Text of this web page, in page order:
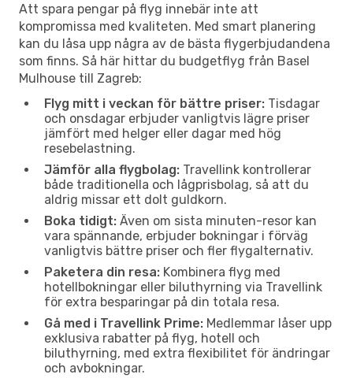
Att spara pengar på flyg innebär inte att
kompromissa med kvaliteten. Med smart planering
kan du låsa upp några av de bästa flygerbjudandena
som finns. Så här hittar du budgetflyg från Basel
Mulhouse till Zagreb:
Flyg mitt i veckan för bättre priser: Tisdagar
och onsdagar erbjuder vanligtvis lägre priser
jämfört med helger eller dagar med hög
resebelastning.
Jämför alla flygbolag: Travellink kontrollerar
både traditionella och lågprisbolag, så att du
aldrig missar ett dolt guldkorn.
Boka tidigt: Även om sista minuten-resor kan
vara spännande, erbjuder bokningar i förväg
vanligtvis bättre priser och fler flygalternativ.
Paketera din resa: Kombinera flyg med
hotellbokningar eller biluthyrning via Travellink
för extra besparingar på din totala resa.
Gå med i Travellink Prime: Medlemmar låser upp
exklusiva rabatter på flyg, hotell och
biluthyrning, med extra flexibilitet för ändringar
och avbokningar.